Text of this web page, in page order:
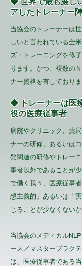
アしたトレーナー
当協会のトレーナーは
しいと言われている全
ズ・トレーニングを修
ります。かつ、複数の
ナー資格を有しておりま
◆ トレーナーは医
役の医療従事者
病院やクリニック、薬
ナーの研修、あるいは
発関連の研修やトレー
事者以外であることが
で働く我々、医療従事
想主義的」あるいは「
じることが少なくない
当協会のメディカル
ース／マスタープラク
は、医療従事者である